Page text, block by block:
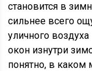
становится в
сильнее всего
уличного
окон изнутри
понятно, в каком